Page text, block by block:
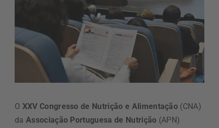
O XXV Congresso de Nutrição e Alimentação (CNA)
da Associação Portuguesa de Nutrição (APN)